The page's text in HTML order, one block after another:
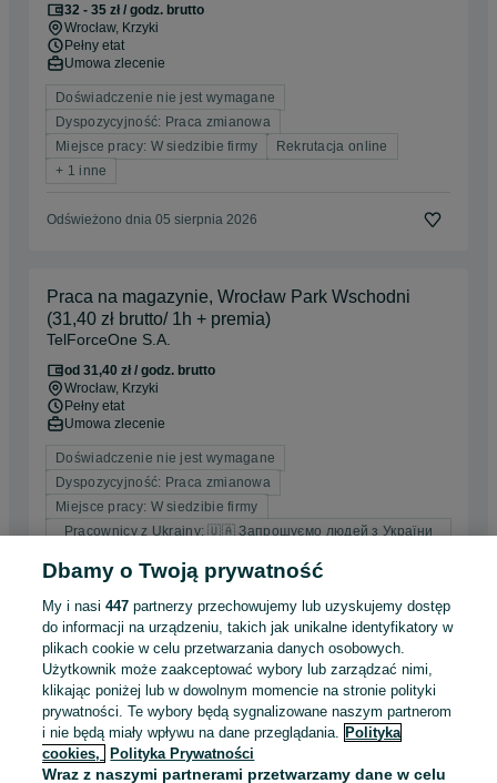
32 - 35 zł / godz. brutto
Wrocław, Krzyki
Pełny etat
Umowa zlecenie
Doświadczenie nie jest wymagane
Dyspozycyjność: Praca zmianowa
Miejsce pracy: W siedzibie firmy
Rekrutacja online
+ 1 inne
Odświeżono dnia 05 sierpnia 2026
Praca na magazynie, Wrocław Park Wschodni
(31,40 zł brutto/ 1h + premia)
TelForceOne S.A.
od 31,40 zł / godz. brutto
Wrocław, Krzyki
Pełny etat
Umowa zlecenie
Doświadczenie nie jest wymagane
Dyspozycyjność: Praca zmianowa
Miejsce pracy: W siedzibie firmy
Pracownicy z Ukrainy: 🇺🇦 Запрошуємо людей з України
не обов'язкова (Jęz. polski niewymagany)
Odświeżono dnia 04 sierpnia 2026
Pracownik działu przygotowania produkcji
Przedsiębiorstwo HAK Sp. z o.o.
Wrocław, Fabryczna
Pełny etat
Umowa o pracę
Dbamy o Twoją prywatność
My i nasi447 partnerzy przechowujemy lub uzyskujemy dostęp
do informacji na urządzeniu, takich jak unikalne identyfikatory w
plikach cookie w celu przetwarzania danych osobowych.
Użytkownik może zaakceptować wybory lub zarządzać nimi,
klikając poniżej lub w dowolnym momencie na stronie polityki
prywatności. Te wybory będą sygnalizowane naszym partnerom
i nie będą miały wpływu na dane przeglądania. Polityka
cookies,
Polityka Prywatności
Wraz z naszymi partnerami przetwarzamy dane w celu